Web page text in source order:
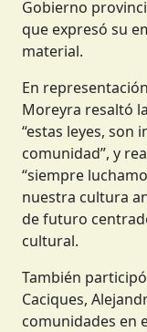
Gobierno
que expresó su
material.
En
Moreyra resaltó
“estas leyes,
comunidad”, y
“siempre
nuestra cultura
de futuro
cultural.
También
Caciques,
comunidades en